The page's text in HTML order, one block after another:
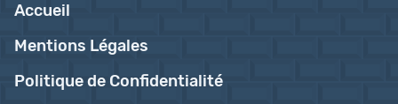
Accueil
Mentions Légales
Politique de Confidentialité